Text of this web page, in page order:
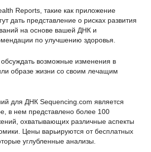
Reports, такие как приложение
дать представление о рисках развития
на основе вашей ДНК и
по улучшению здоровья.
возможные изменения в
образе жизни со своим лечащим
для ДНК Sequencing.com является
в нем представлено более 100
охватывающих различные аспекты
Цены варьируются от бесплатных
углубленные анализы.